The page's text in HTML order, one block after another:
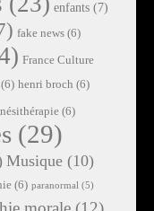
enfants (7)
fake news (6)
France Culture
(6) henri broch (6)
(6)
(29)
Musique (10)
(6) paranormal (5)